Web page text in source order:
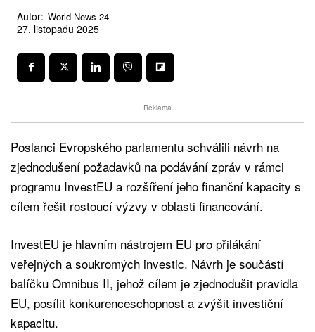
Autor: World News 24
27. listopadu 2025
Reklama
Poslanci Evropského parlamentu schválili návrh na
zjednodušení požadavků na podávání zpráv v rámci
programu InvestEU a rozšíření jeho finanční kapacity s
cílem řešit rostoucí výzvy v oblasti financování.
InvestEU je hlavním nástrojem EU pro přilákání
veřejných a soukromých investic. Návrh je součástí
balíčku Omnibus II, jehož cílem je zjednodušit pravidla
EU, posílit konkurenceschopnost a zvýšit investiční
kapacitu.